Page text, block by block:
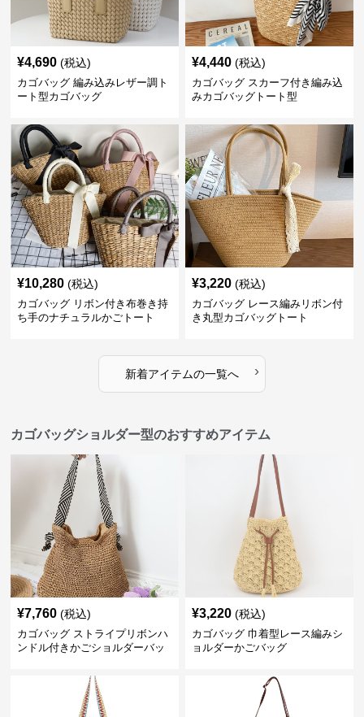
¥4,690 (税込)
カゴバッグ 編み込みレザー調ト
ート型カゴバッグ
¥4,440 (税込)
カゴバッグ スカーフ付き編み込
みカゴバッグトート型
¥10,280 (税込)
カゴバッグ リボン付き布巻き持
ち手のナチュラルかごトート
¥3,220 (税込)
カゴバッグ レース編みリボン付
き丸型カゴバッグトート
新着アイテムの一覧へ ›
カゴバッグショルダー型のおすすめアイテム
¥7,760 (税込)
カゴバッグ ストライプリボンハ
ンドル付きかごショルダーバッ
¥3,220 (税込)
カゴバッグ 巾着型レース編みシ
ョルダーかごバッグ